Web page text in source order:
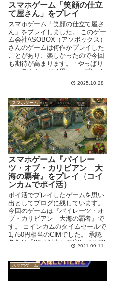
スマホゲーム「笑顔の仕立
て屋さん」をプレイ
スマホゲーム「笑顔の仕立て屋さ
ん」をプレイしました。 このゲー
ム会社ASOBOX（アソボックス）
さんのゲームは何作かプレイした
ことがあり、楽しかったので今回
も期待が高まります。 ↑やっぱり
キャラクターが可愛い。 ↑プレイ
2025.10.28
スマホゲーム
スマホゲーム『パイレー
ツ・オブ・カリビアン 大
海の覇者』をプレイ（コイ
ンカムでポイ活）
ポイ活でプレイしたゲームを思い
出としてブログに残しています。
今回のゲームは『パイレーツ・オ
ブ・カリビアン 大海の覇者』で
す。 コインカムのタイムセールで
1,750円相当のCIMでした。 承認
条件は「30日以内に要塞レベル20
2021.09.11
スマホゲーム